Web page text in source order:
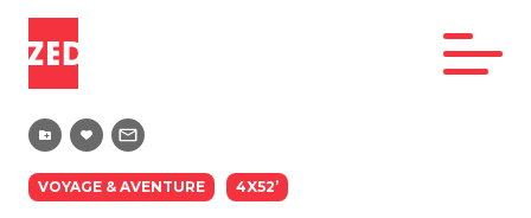
VOYAGE & AVENTURE 4X52’